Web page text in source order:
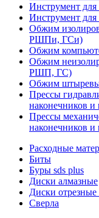
Инструмент для
Инструмент для
Обжим
РШПи, ГСи)
Обжим
Обжим
РШП, ГС)
Обжим
Прессы
наконечников
Прессы
наконечников
Расходные
Биты
Буры sds plus
Диски алмазные
Диски отрезные
Сверла